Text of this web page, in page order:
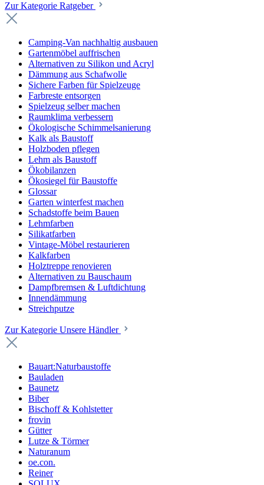
Zur Kategorie Ratgeber
Camping-Van nachhaltig ausbauen
Gartenmöbel auffrischen
Alternativen zu Silikon und Acryl
Dämmung aus Schafwolle
Sichere Farben für Spielzeuge
Farbreste entsorgen
Spielzeug selber machen
Raumklima verbessern
Ökologische Schimmelsanierung
Kalk als Baustoff
Holzboden pflegen
Lehm als Baustoff
Ökobilanzen
Ökosiegel für Baustoffe
Glossar
Garten winterfest machen
Schadstoffe beim Bauen
Lehmfarben
Silikatfarben
Vintage-Möbel restaurieren
Kalkfarben
Holztreppe renovieren
Alternativen zu Bauschaum
Dampfbremsen & Luftdichtung
Innendämmung
Streichputze
Zur Kategorie Unsere Händler
Bauart:Naturbaustoffe
Bauladen
Baunetz
Biber
Bischoff & Kohlstetter
frovin
Gütter
Lutze & Törmer
Naturanum
oe.con.
Reiner